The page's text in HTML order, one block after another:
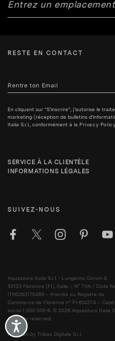
Accessibility
RESTE EN CONTACT
En cliquant sur "S'inscrire", j'autorise le
marketing (réception de bulletins
Italia S.r.l., conformément à la Privacy Policy
SERVICE À LA CLIENTÈLE
INFORMATIONS LÉGALES
SUIVEZ-NOUS
Aquazzura Italia S.r.l. - Lungarno Corsini 8,
50123 Florence (FI), Italie – N° TVA / Code
IT06263170489 – Inscrite au Registre du
Commerce de Florence n° FI-614374 –
social 1 000 000 €. © 2026 Aquazzura Italia
All rights reserved.
Powered by Triboo Digitale S.r.l.